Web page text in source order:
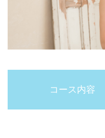
コース内容